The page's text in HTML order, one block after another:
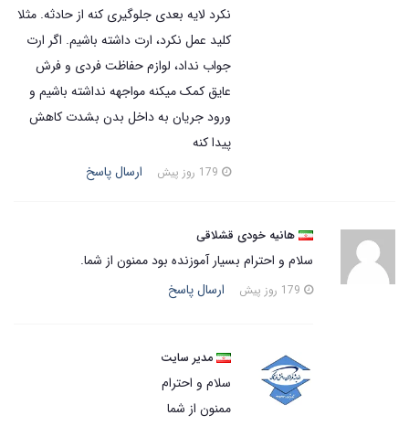
نکرد لایه بعدی جلوگیری کنه از حادثه. مثلا
کلید عمل نکرد، ارت داشته باشیم. اگر ارت
جواب نداد، لوازم حفاظت فردی و فرش
عایق کمک میکنه مواجهه نداشته باشیم و
ورود جریان به داخل بدن بشدت کاهش
پیدا کنه
ارسال پاسخ
هانیه خودی قشلاقی
سلام و احترام بسیار آموزنده بود ممنون از شما.
ارسال پاسخ
مدیر سایت
سلام و احترام
ممنون از شما